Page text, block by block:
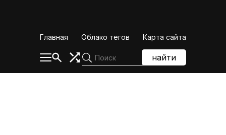
Главная
Облако тегов Карта сайта
найти